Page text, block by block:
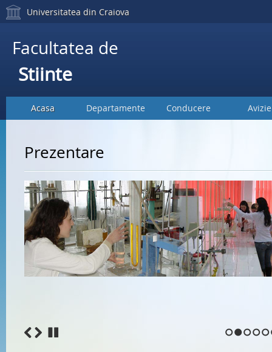
Universitatea din Craiova
Facultatea de
Stiinte
Acasa Departamente Conducere
Prezentare